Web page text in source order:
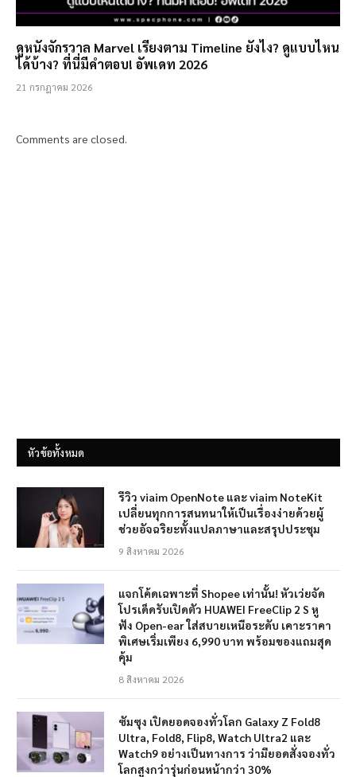
ดูหนังจักรวาล Marvel เรียงตาม Timeline ยังไง? ดูแบบไหน
ได้บ้าง? ที่นี่มีคำตอบ! อัพเดท 2026
21 กรกฎาคม 2026
Comments are closed.
หัวข้อทั้งหมด
รีวิว viaim OpenNote และ viaim NoteKit
เปลี่ยนทุกการสนทนาให้เป็นเรื่องง่ายด้วยผู้
ช่วยอัจฉริยะทั้งแปลภาษาและสรุปประชุม
9 สิงหาคม 2026
แจกโค้ดเฉพาะที่ Shopee เท่านั้น! หัวเว่ยจัด
โปรเด็ดรับเปิดตัว HUAWEI FreeClip 2 S หู
ฟัง Open-ear ใส่สบายเหนือระดับ เคาะราคา
พิเศษเริ่มเพียง 6,990 บาท พร้อมของแถมสุด
คุ้ม
8 สิงหาคม 2026
ซัมซุง เปิดยอดจองทั่วโลก Galaxy Z Fold8
Ultra, Fold8, Flip8, Watch Ultra2 และ
Watch9 อย่างเป็นทางการ ว่ามียอดสั่งจองทั่ว
โลกสูงกว่ารุ่นก่อนหน้ากว่า 30%